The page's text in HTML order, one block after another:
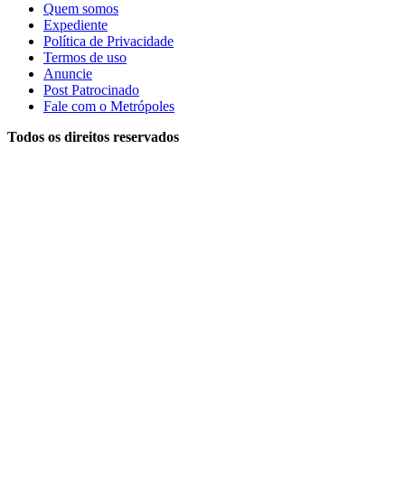
Quem somos
Expediente
Política de Privacidade
Termos de uso
Anuncie
Post Patrocinado
Fale com o Metrópoles
Todos os direitos reservados